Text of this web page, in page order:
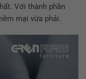
Với thành phần
mại vừa phải.